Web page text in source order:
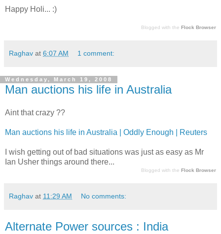
Happy Holi... :)
Blogged with the Flock Browser
Raghav at 6:07 AM 1 comment:
Wednesday, March 19, 2008
Man auctions his life in Australia
Aint that crazy ??
Man auctions his life in Australia | Oddly Enough | Reuters
I wish getting out of bad situations was just as easy as Mr
Ian Usher things around there...
Blogged with the Flock Browser
Raghav at 11:29 AM No comments:
Alternate Power sources : India